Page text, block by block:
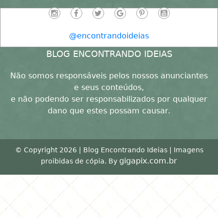
@encontrandoideias
BLOG ENCONTRANDO IDEIAS
Não somos responsáveis pelos nossos anunciantes
e seus conteúdos,
e não podendo ser responsabilizados por qualquer
dano que estes possam causar.
© Copyright 2026 | Blog Encontrando Ideias | Imagens
proibidas de cópia. By gigapix.com.br